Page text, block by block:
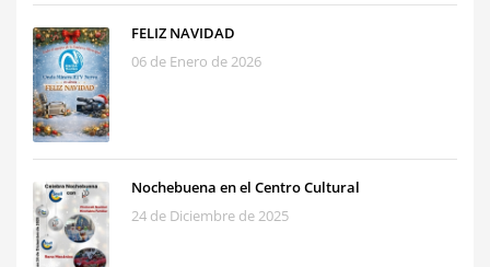
FELIZ NAVIDAD
06 de Enero de 2026
Nochebuena en el Centro Cultural
24 de Diciembre de 2025